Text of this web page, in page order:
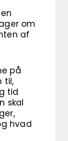
om
af
på
til,
tid
skal
hvad